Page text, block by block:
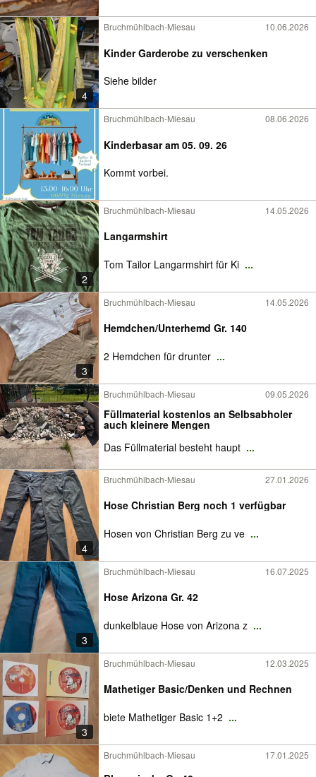
4
Bruchmühlbach-Miesau 10.06.2026
Kinder Garderobe zu verschenken
Siehe bilder
Bruchmühlbach-Miesau 08.06.2026
Kinderbasar am 05. 09. 26
Kommt vorbei.
2
Bruchmühlbach-Miesau 14.05.2026
Langarmshirt
Tom Tailor Langarmshirt für Ki ...
3
Bruchmühlbach-Miesau 14.05.2026
Hemdchen/Unterhemd Gr. 140
2 Hemdchen für drunter ...
Bruchmühlbach-Miesau 09.05.2026
Füllmaterial kostenlos an Selbsabholer
auch kleinere Mengen
Das Füllmaterial besteht haupt ...
4
Bruchmühlbach-Miesau 27.01.2026
Hose Christian Berg noch 1 verfügbar
Hosen von Christian Berg zu ve ...
3
Bruchmühlbach-Miesau 16.07.2025
Hose Arizona Gr. 42
dunkelblaue Hose von Arizona z ...
3
Bruchmühlbach-Miesau 12.03.2025
Mathetiger Basic/Denken und Rechnen
biete Mathetiger Basic 1+2 ...
Bruchmühlbach-Miesau 17.01.2025